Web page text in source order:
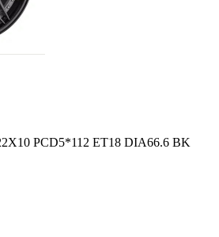
PCD5*112 ET18 DIA66.6 BK